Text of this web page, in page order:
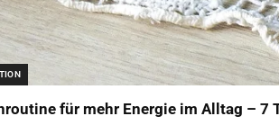
für mehr Energie im Alltag – 7